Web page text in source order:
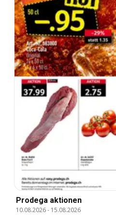
Prodega aktionen
10.08.2026- 15.08.2026